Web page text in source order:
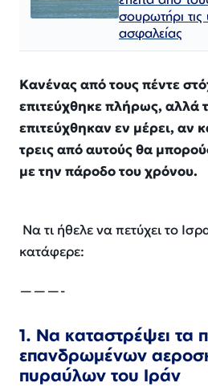
σουρωτήρι τις
ασφαλείας
Κανένας από τους πέντε
επιτεύχθηκε πλήρως, αλλά
επιτεύχθηκαν εν μέρει, αν
τρεις από αυτούς θα
με την πάροδο του χρόνου.
Να τι ήθελε να πετύχει το
κατάφερε:
———-
1. Να καταστρέψει τα
επανδρωμένων
πυραύλων του Ιράν